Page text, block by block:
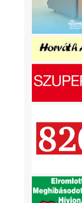
1 év 2 hónap
VMeteo-Zooltán
üzenőfal
1
P.Csaba: 1
1 év 4 hónap
VMeteo-Zooltán
hónap